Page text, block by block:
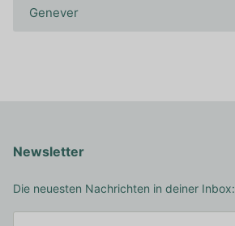
Genever
Newsletter
Die neuesten Nachrichten in deiner Inbox: